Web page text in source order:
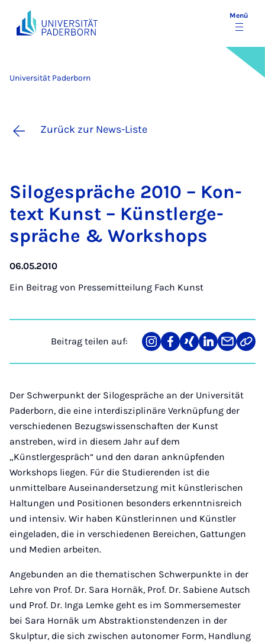
Menü
Universität Paderborn
Zurück zur News-Liste
Si­lo­ge­sprä­che 2010 – Kon­
text Kunst – Künstl­er­ge­
sprä­che & Work­shops
06.05.2010
Ein Beitrag von Pressemitteilung Fach Kunst
Beitrag teilen auf:
Teilen
auf
Teilen
auf
Teilen
auf
Teilen
auf
Teilen
über
Mail
Link
Der Schwerpunkt der Silogespräche an der Universität
Paderborn, die eine interdisziplinäre Verknüpfung der
verschiedenen Bezugswissenschaften der Kunst
anstreben, wird in diesem Jahr auf dem
„Künstlergespräch“ und den daran anknüpfenden
Workshops liegen. Für die Studierenden ist die
unmittelbare Auseinandersetzung mit künstlerischen
Haltungen und Positionen besonders erkenntnisreich
und intensiv. Wir haben Künstlerinnen und Künstler
eingeladen, die in verschiedenen Bereichen, Gattungen
und Medien arbeiten.
Angebunden an die thematischen Schwerpunkte in der
Lehre von Prof. Dr. Sara Hornäk, Prof. Dr. Sabiene Autsch
und Prof. Dr. Inga Lemke geht es im Sommersemester
bei Sara Hornäk um Abstraktionstendenzen in der
Skulptur, die sich zwischen autonomer Form, Handlung